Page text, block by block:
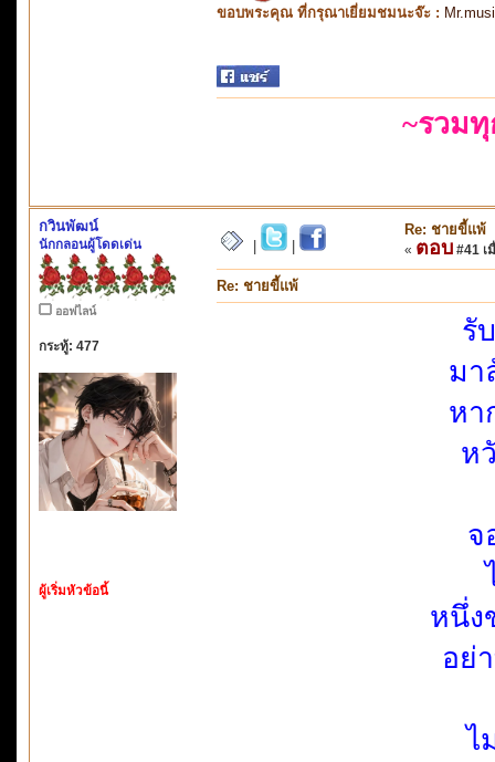
ขอบพระคุณ ที่กรุณาเยี่ยมชมนะจ๊ะ :
~รวม
กวินพัฒน์
นักกลอนผู้โดดเด่น
ออฟไลน์
กระทู้: 477
ผู้เริ่มหัวข้อนี้
Re: ชายขี้แพ้
« ตอบ #41 เ
Re: ชายขี้แพ้
รั
มา
หา
ห
จ
หนึ่ง
อย่
ไ